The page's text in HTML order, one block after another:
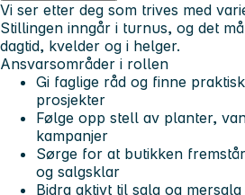
Vi ser etter deg som trives med
Stillingen inngår i turnus, og det
dagtid, kvelder og i helger.
Ansvarsområder i rollen
Gi faglige råd og finne
prosjekter
Følge opp stell av planter,
kampanjer
Sørge for at butikken
og salgsklar
Bidra aktivt til salg og